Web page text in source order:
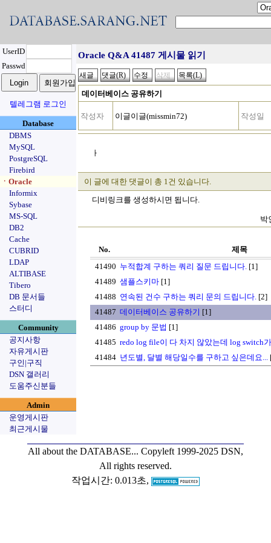
UserID
Passwd
텔레그램 로그인
Database
DBMS
MySQL
PostgreSQL
Firebird
ㆍOracle
Informix
Sybase
MS-SQL
DB2
Cache
CUBRID
LDAP
ALTIBASE
Tibero
DB 문서들
스터디
Community
공지사항
자유게시판
구인|구직
DSN 갤러리
도움주신분들
Admin
운영게시판
최근게시물
Oracle Q&A 41487 게시물 읽기
데이터베이스 공유하기
작성자 이글이글(missmin72) 작성일
ㅏ
이 글에 대한 댓글이 총 1건 있습니다.
디비링크를 생성하시면 됩니다.
박
No.
제목
41490 누적합계 구하는 쿼리 질문 드립니다. [1]
41489 샘플스키마 [1]
41488 연속된 건수 구하는 쿼리 문의 드립니다. [2]
41487 데이터베이스 공유하기 [1]
41486 group by 문법 [1]
41485 redo log file이 다 차지 않았는데 log switch
41484 년도별, 달별 해당일수를 구하고 싶은데요...
All about the DATABASE... Copyleft 1999-2025 DSN,
All rights reserved.
작업시간: 0.013초,